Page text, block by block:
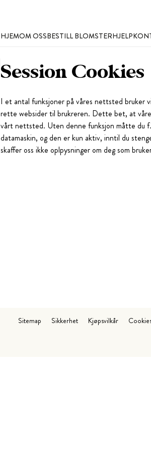
HJEMOM OSSBESTILL BLOMSTERHJELP
Session Cookies
I et antal funksjoner på våres nettsted bruker
rette websider til brukreren. Dette bet, at
vårt nettsted. Uten denne funksjon måtte du
datamaskin, og den er kun aktiv, inntil du
skaffer oss ikke oplpysninger om deg som
Sitemap Sikkerhet Kjøpsvilkår